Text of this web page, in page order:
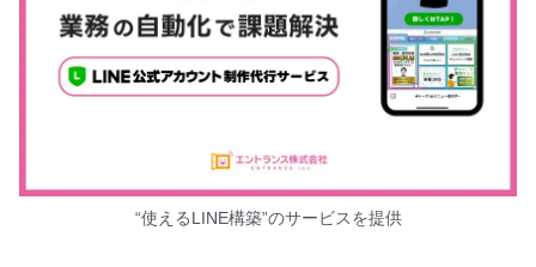
“使えるLINE構築”のサービスを提供